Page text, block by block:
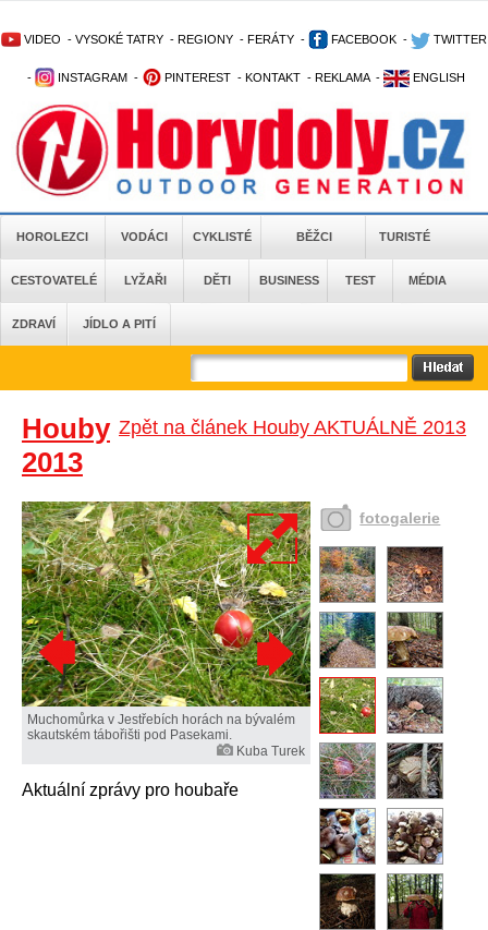
VIDEO - VYSOKÉ TATRY - REGIONY - FERÁTY - FACEBOOK - TWITTER
- INSTAGRAM - PINTEREST - KONTAKT - REKLAMA - ENGLISH
HOROLEZCI VODÁCI CYKLISTÉ BĚŽCI TURISTÉ
CESTOVATELÉ LYŽAŘI DĚTI BUSINESS TEST MÉDIA
ZDRAVÍ JÍDLO A PITÍ
Zpět na článek Houby AKTUÁLNĚ 2013
Houby
2013
Muchomůrka v Jestřebích horách na bývalém
skautském tábořišti pod Pasekami.
Kuba Turek
Aktuální zprávy pro houbaře
fotogalerie